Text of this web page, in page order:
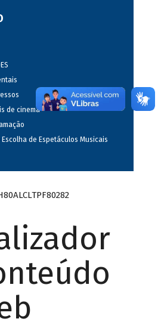
de cinema
de Espetáculos Musicais